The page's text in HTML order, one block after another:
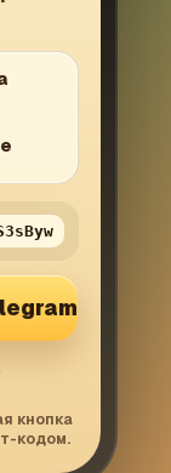
кнопка
кодом.